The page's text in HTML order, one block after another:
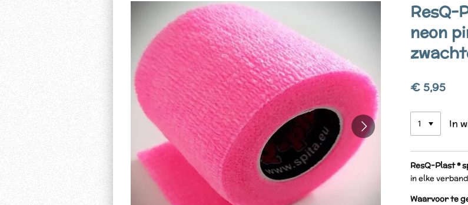
ResQ-
neon
€ 5,95
In
ResQ-Plast ®
in elke
Waarvoor te